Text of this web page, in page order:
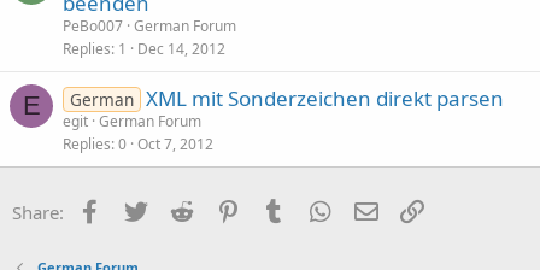
PeBo007 German Forum
Replies 1 Dec 14, 2012
E German XML mit Sonderzeichen direkt parsen
egit German Forum
Replies 0 Oct 7, 2012
Share: Facebook
Twitter Reddit PinterestTumblr WhatsApp
Email